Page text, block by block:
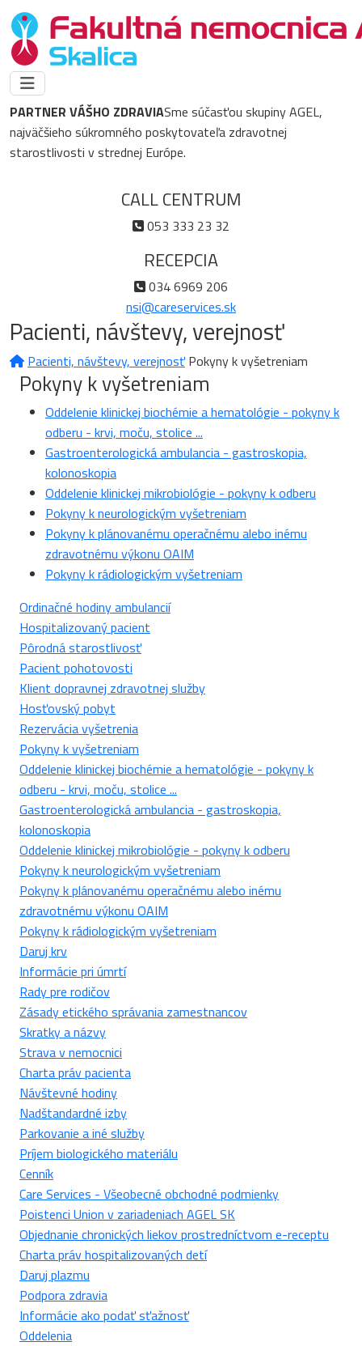
PARTNER VÁŠHO ZDRAVIASme súčasťou skupiny AGEL,
najväčšieho súkromného poskytovateľa zdravotnej
starostlivosti v strednej Európe.
CALL CENTRUM
053 333 23 32
RECEPCIA
034 6969 206
nsi@careservices.sk
Pacienti, návštevy, verejnosť
Pacienti, návštevy, verejnosť Pokyny k vyšetreniam
Pokyny k vyšetreniam
Oddelenie klinickej biochémie a hematológie - pokyny k
odberu - krvi, moču, stolice ...
Gastroenterologická ambulancia - gastroskopia,
kolonoskopia
Oddelenie klinickej mikrobiológie - pokyny k odberu
Pokyny k neurologickým vyšetreniam
Pokyny k plánovanému operačnému alebo inému
zdravotnému výkonu OAIM
Pokyny k rádiologickým vyšetreniam
Ordinačné hodiny ambulancií
Hospitalizovaný pacient
Pôrodná starostlivosť
Pacient pohotovosti
Klient dopravnej zdravotnej služby
Hosťovský pobyt
Rezervácia vyšetrenia
Pokyny k vyšetreniam
Oddelenie klinickej biochémie a hematológie - pokyny k
odberu - krvi, moču, stolice ...
Gastroenterologická ambulancia - gastroskopia,
kolonoskopia
Oddelenie klinickej mikrobiológie - pokyny k odberu
Pokyny k neurologickým vyšetreniam
Pokyny k plánovanému operačnému alebo inému
zdravotnému výkonu OAIM
Pokyny k rádiologickým vyšetreniam
Daruj krv
Informácie pri úmrtí
Rady pre rodičov
Zásady etického správania zamestnancov
Skratky a názvy
Strava v nemocnici
Charta práv pacienta
Návštevné hodiny
Nadštandardné izby
Parkovanie a iné služby
Príjem biologického materiálu
Cenník
Care Services - Všeobecné obchodné podmienky
Poistenci Union v zariadeniach AGEL SK
Objednanie chronických liekov prostredníctvom e-receptu
Charta práv hospitalizovaných detí
Daruj plazmu
Podpora zdravia
Informácie ako podať sťažnosť
Oddelenia